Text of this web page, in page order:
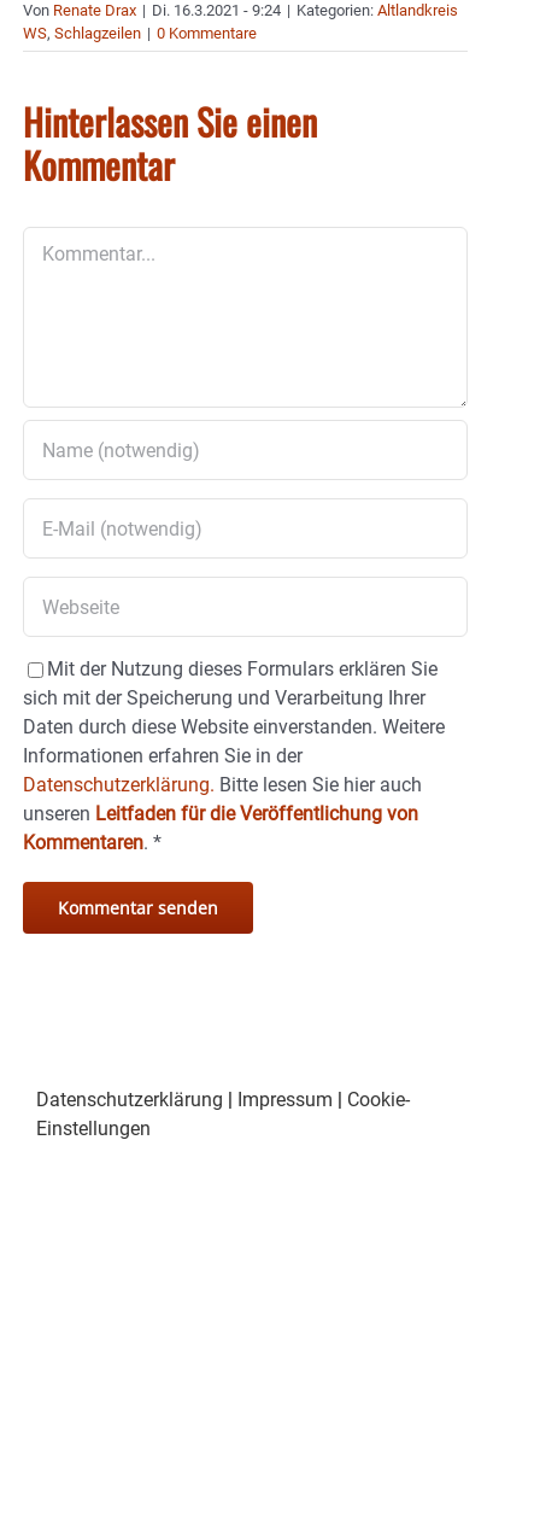
Von Renate Drax | Di. 16.3.2021 - 9:24 | Kategorien: Altlandkreis
WS, Schlagzeilen | 0 Kommentare
Hinterlassen Sie einen
Kommentar
Mit der Nutzung dieses Formulars erklären Sie
sich mit der Speicherung und Verarbeitung Ihrer
Daten durch diese Website einverstanden. Weitere
Informationen erfahren Sie in der
Datenschutzerklärung. Bitte lesen Sie hier auch
unseren Leitfaden für die Veröffentlichung von
Kommentaren. *
Datenschutzerklärung Impressum
Cookie-
Einstellungen